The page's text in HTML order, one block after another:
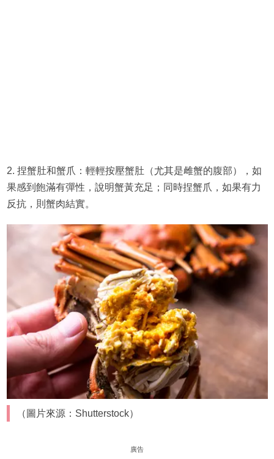
2. 捏蟹肚和蟹爪：輕輕按壓蟹肚（尤其是雌蟹的腹部），如
果感到飽滿有彈性，說明蟹黃充足；同時捏蟹爪，如果有力
反抗，則蟹肉結實。
（圖片來源：Shutterstock）
廣告